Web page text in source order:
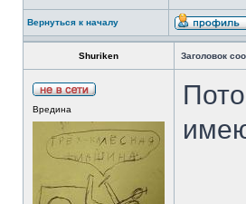
Вернуться к началу
Shuriken Заголовок
Вредина